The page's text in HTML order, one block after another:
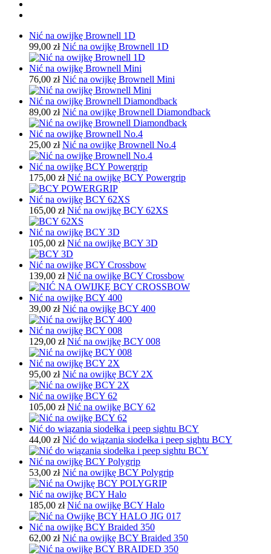
Nić na owijkę Brownell 1D
99,00 złNić na owijkę Brownell 1D
Nić na owijkę Brownell Mini
76,00 złNić na owijkę Brownell Mini
Nić na owijkę Brownell Diamondback
89,00 złNić na owijkę Brownell Diamondback
Nić na owijkę Brownell No.4
25,00 złNić na owijkę Brownell No.4
Nić na owijkę BCY Powergrip
175,00 złNić na owijkę BCY Powergrip
Nić na owijkę BCY 62XS
165,00 złNić na owijkę BCY 62XS
Nić na owijkę BCY 3D
105,00 złNić na owijkę BCY 3D
Nić na owijkę BCY Crossbow
139,00 złNić na owijkę BCY Crossbow
Nić na owijkę BCY 400
39,00 złNić na owijkę BCY 400
Nić na owijkę BCY 008
129,00 złNić na owijkę BCY 008
Nić na owijkę BCY 2X
95,00 złNić na owijkę BCY 2X
Nić na owijkę BCY 62
105,00 złNić na owijkę BCY 62
Nić do wiązania siodełka i peep sightu BCY
44,00 złNić do wiązania siodełka i peep sightu BCY
Nić na owijkę BCY Polygrip
53,00 złNić na owijkę BCY Polygrip
Nić na owijkę BCY Halo
185,00 złNić na owijkę BCY Halo
Nić na owijkę BCY Braided 350
62,00 złNić na owijkę BCY Braided 350